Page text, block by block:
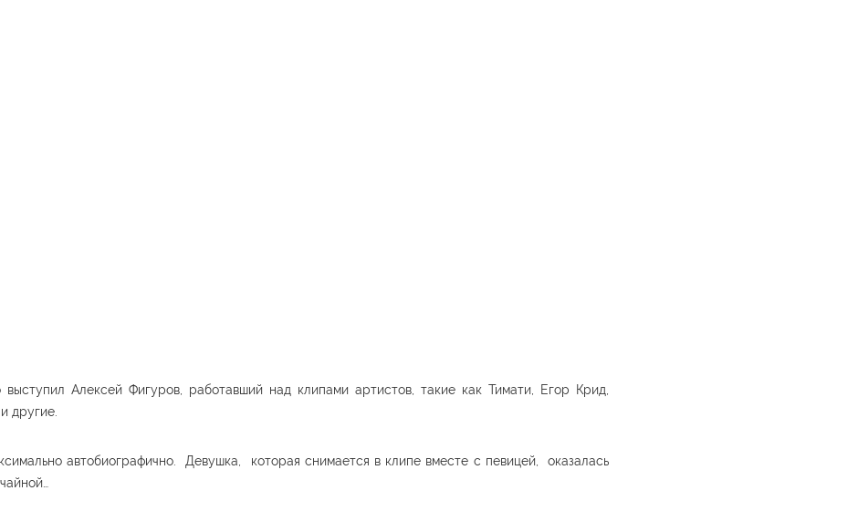
Алексей Фигуров, работавший над клипами артистов, такие как Тимати, Егор Крид,
другие.
автобиографично. Девушка, которая снимается в клипе вместе с певицей, оказалась